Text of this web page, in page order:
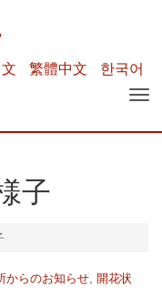
繁體中文 한국어
子
からのお知らせ, 開花状